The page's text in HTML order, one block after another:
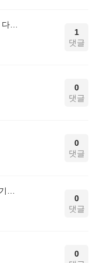
1
댓글
0
댓글
0
댓글
0
댓글
0